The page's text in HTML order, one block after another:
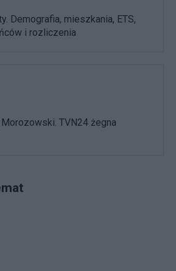
Demografia, mieszkania, ETS,
i rozliczenia
TVN24 żegna